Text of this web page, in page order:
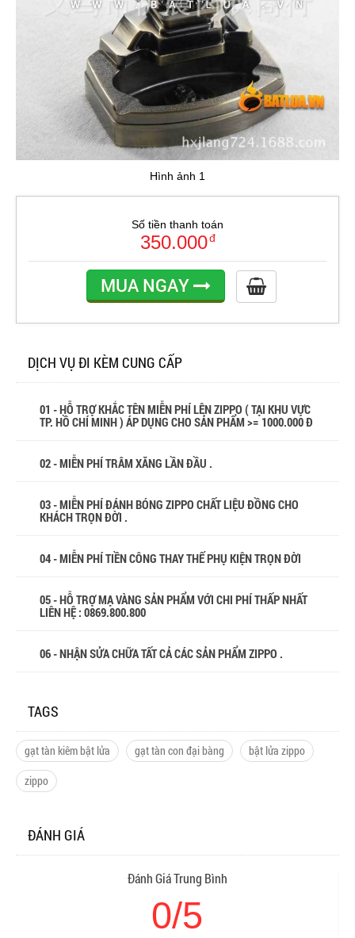
Hình ảnh 1
Số tiền thanh toán
350.000đ
MUA NGAY
DỊCH VỤ ĐI KÈM CUNG CẤP
01 - HỖ TRỢ KHẮC TÊN MIỄN PHÍ LÊN ZIPPO ( TẠI KHU VỰC
TP. HỒ CHÍ MINH ) ÁP DỤNG CHO SẢN PHẨM >= 1000.000 Đ
02 - MIỄN PHÍ TRÂM XĂNG LẦN ĐẦU .
03 - MIỄN PHÍ ĐÁNH BÓNG ZIPPO CHẤT LIỆU ĐỒNG CHO
KHÁCH TRỌN ĐỜI .
04 - MIỄN PHÍ TIỀN CÔNG THAY THẾ PHỤ KIỆN TRỌN ĐỜI
05 - HỖ TRỢ MẠ VÀNG SẢN PHẨM VỚI CHI PHÍ THẤP NHẤT
LIÊN HỆ : 0869.800.800
06 - NHẬN SỬA CHỮA TẤT CẢ CÁC SẢN PHẨM ZIPPO .
TAGS
gạt tàn kiêm bật lửa gạt tàn con đại bàng
bật lửa zippo
zippo
ĐÁNH GIÁ
Đánh Giá Trung Bình
0/5